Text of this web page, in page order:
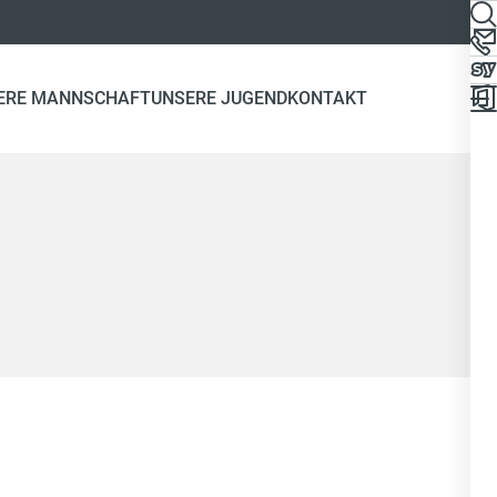
MANNSCHAFTUNSERE JUGENDKONTAKT